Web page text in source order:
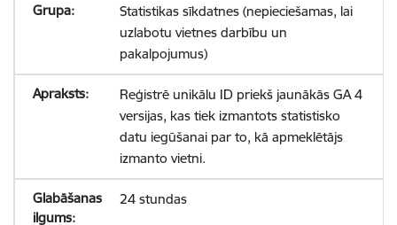
Statistikas sīkdatnes (nepieciešamas, lai
uzlabotu vietnes darbību un
pakalpojumus)
Reģistrē unikālu ID priekš jaunākās GA 4
versijas, kas tiek izmantots statistisko
datu iegūšanai par to, kā apmeklētājs
izmanto vietni.
24 stundas